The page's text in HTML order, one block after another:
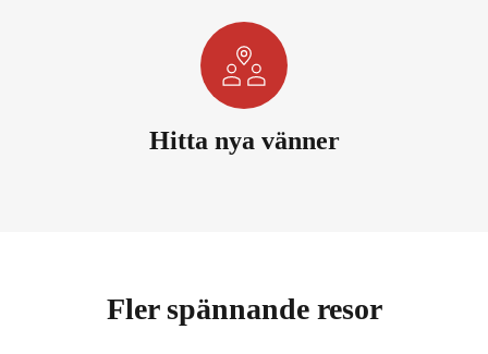
Hitta nya vänner
Fler spännande resor